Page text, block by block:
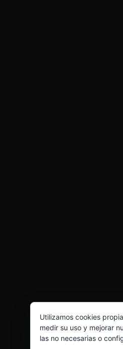
Utilizamos cookies
medir su uso y mejorar
las no necesarias o